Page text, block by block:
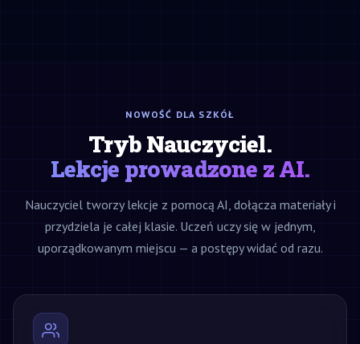
NOWOŚĆ DLA SZKÓŁ
Tryb Nauczyciel.
Lekcje prowadzone z AI.
Nauczyciel tworzy lekcje z pomocą AI, dołącza materiały i
przydziela je całej klasie. Uczeń uczy się w jednym,
uporządkowanym miejscu — a postępy widać od razu.